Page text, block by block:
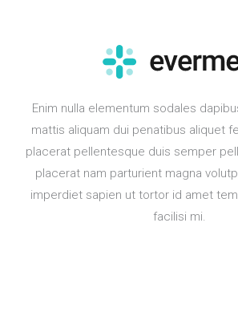
Enim nulla elementum sodales
mattis aliquam dui penatibus aliquet
placerat pellentesque duis semper
placerat nam parturient magna
imperdiet sapien ut tortor id amet
facilisi mi.